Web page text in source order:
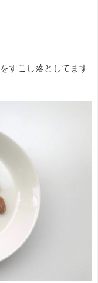
すこし落としてます